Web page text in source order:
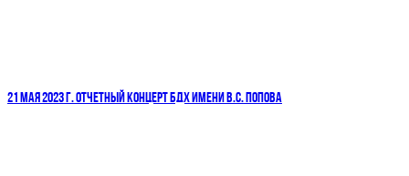
21 МАЯ 2023 Г. ОТЧЕТНЫЙ КОНЦЕРТ БДХ ИМЕНИ В.С. ПОПОВА